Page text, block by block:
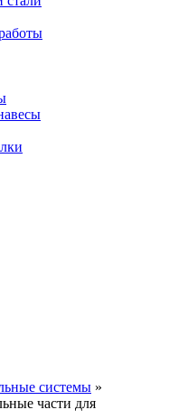
системы »
части для